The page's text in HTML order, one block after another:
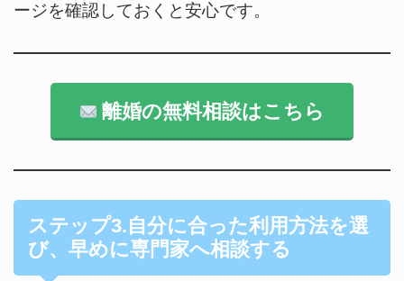
ージを確認しておくと安心です。
離婚の無料相談はこちら
ステップ3.自分に合った利用方法を選
び、早めに専門家へ相談する